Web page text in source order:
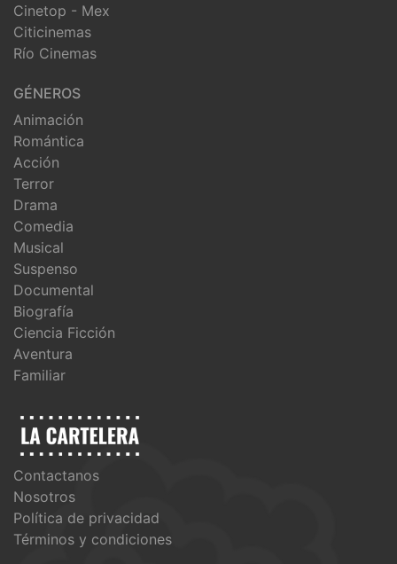
Cinetop - Mex
Citicinemas
Río Cinemas
GÉNEROS
Animación
Romántica
Acción
Terror
Drama
Comedia
Musical
Suspenso
Documental
Biografía
Ciencia Ficción
Aventura
Familiar
Contactanos
Nosotros
Política de privacidad
Términos y condiciones